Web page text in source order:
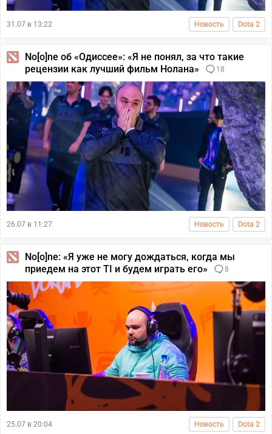
31.07 в 13:22 Новость Dota 2
No[o]ne об «Одиссее»: «Я не понял, за что такие
рецензии как лучший фильм Нолана»
18
26.07 в 11:27 Новость Dota 2
No[o]ne: «Я уже не могу дождаться, когда мы
приедем на этот TI и будем играть его»
8
25.07 в 20:04 Новость Dota 2